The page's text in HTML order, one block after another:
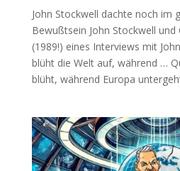
John Stockwell dachte noch im
Bewußtsein John Stock­well und
(1989!) eines Inter­views mit
blüht die Welt auf, während …
blüht, wäh­rend Euro­pa